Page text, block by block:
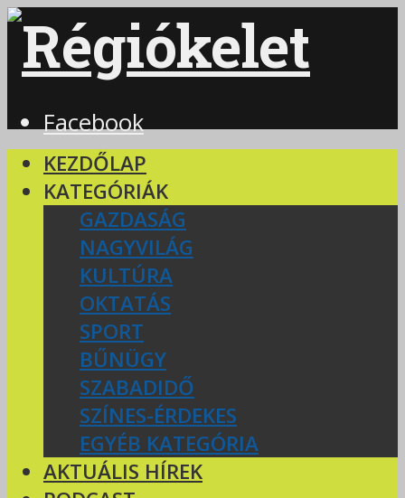
Facebook
KEZDŐLAP
KATEGÓRIÁK
GAZDASÁG
NAGYVILÁG
KULTÚRA
OKTATÁS
SPORT
BŰNÜGY
SZABADIDŐ
SZÍNES-ÉRDEKES
EGYÉB KATEGÓRIA
AKTUÁLIS HÍREK